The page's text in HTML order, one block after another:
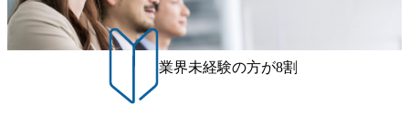
、技術
ンプラ
体制の
略提言
す。 単なるマニュアル整備や
有事対応にとどまらず、企業
が不確実性の高い環境下でも
事業を継続し、信頼を維持
し、変化に適応できる経営基
業界未経験の方が8割